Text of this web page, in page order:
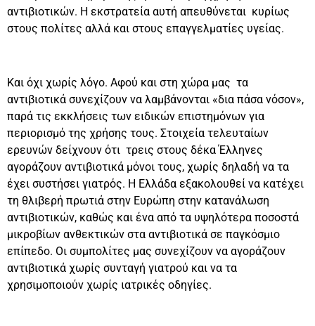
αντιβιοτικών. Η εκστρατεία αυτή απευθύνεται κυρίως
στους πολίτες αλλά και στους επαγγελματίες υγείας.
Και όχι χωρίς λόγο. Αφού και στη χώρα μας τα
αντιβιοτικά συνεχίζουν να λαμβάνονται «δια πάσα νόσον»,
παρά τις εκκλήσεις των ειδικών επιστημόνων για
περιορισμό της χρήσης τους. Στοιχεία τελευταίων
ερευνών δείχνουν ότι τρεις στους δέκα Έλληνες
αγοράζουν αντιβιοτικά μόνοι τους, χωρίς δηλαδή να τα
έχει συστήσει γιατρός. Η Ελλάδα εξακολουθεί να κατέχει
τη θλιβερή πρωτιά στην Ευρώπη στην κατανάλωση
αντιβιοτικών, καθώς και ένα από τα υψηλότερα ποσοστά
μικροβίων ανθεκτικών στα αντιβιοτικά σε παγκόσμιο
επίπεδο. Οι συμπολίτες μας συνεχίζουν να αγοράζουν
αντιβιοτικά χωρίς συνταγή γιατρού και να τα
χρησιμοποιούν χωρίς ιατρικές οδηγίες.